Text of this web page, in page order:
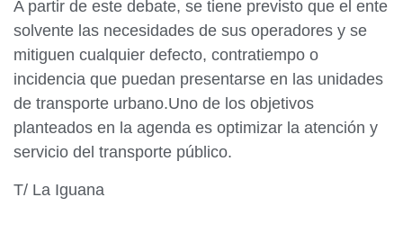
A partir de este debate, se tiene previsto que el ente
solvente las necesidades de sus operadores y se
mitiguen cualquier defecto, contratiempo o
incidencia que puedan presentarse en las unidades
de transporte urbano.Uno de los objetivos
planteados en la agenda es optimizar la atención y
servicio del transporte público.
T/ La Iguana